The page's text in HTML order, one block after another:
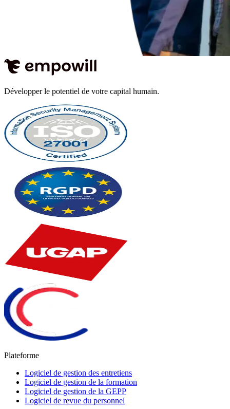
Développer le potentiel de votre capital humain.
Plateforme
Logiciel de gestion des entretiens
Logiciel de gestion de la formation
Logiciel de gestion de la GEPP
Logiciel de revue du personnel